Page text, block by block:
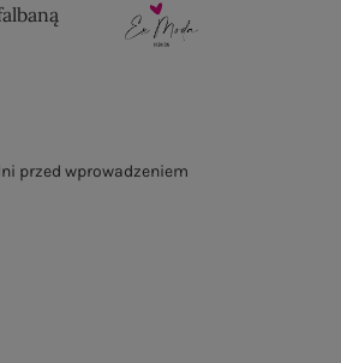
przed wprowadzeniem